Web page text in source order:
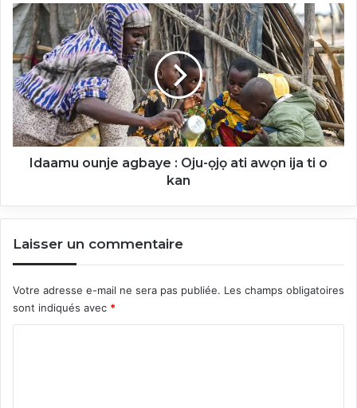
Idaamu
ounje
agbaye
:
Oju-
ọjọ
ati
awọn
ija
Idaamu ounje agbaye : Oju-ọjọ ati awọn ija ti o
kan
Laisser un commentaire
Votre adresse e-mail ne sera pas publiée. Les champs obligatoires
sont indiqués avec *